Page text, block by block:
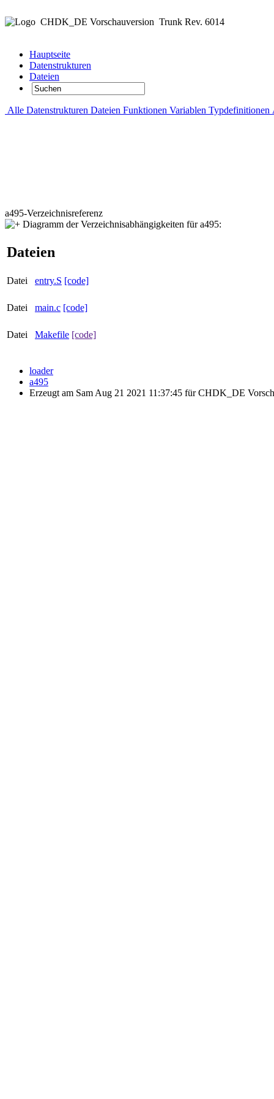
CHDK_DE Vorschauversion Trunk Rev. 6014
Hauptseite
Datenstrukturen
Dateien
Alle Datenstrukturen Dateien Funktionen Variablen Typdefinitionen
a495-Verzeichnisreferenz
Diagramm der Verzeichnisabhängigkeiten für a495:
Dateien
Datei entry.S [code]
Datei main.c [code]
Datei Makefile [code]
loader
a495
Erzeugt am Sam Aug 21 2021 11:37:45 für CHDK_DE